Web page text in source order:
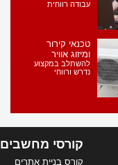
עבודה רווחית
טכנאי קירור
ומיזוג אוויר
להשתלב במקצוע
נדרש ורווחי
קורסי מחשבים
קורס בניית אתרים